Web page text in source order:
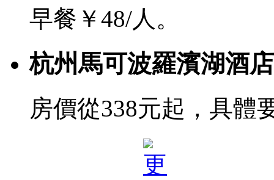
早餐￥48/人。
杭州馬可波羅濱湖酒
房價從338元起，具體